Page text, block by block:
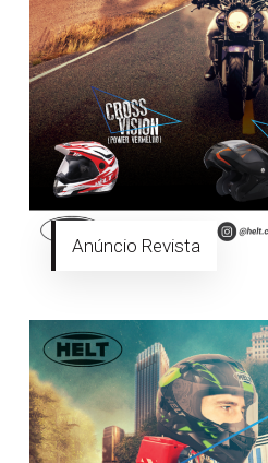
Anúncio Revista